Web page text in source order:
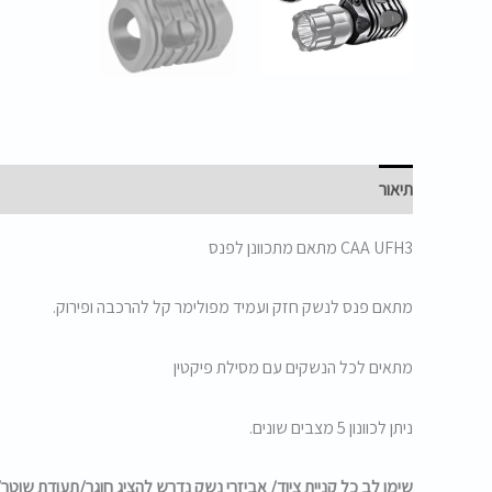
תיאור
CAA UFH3 מתאם מתכוונן לפנס
מתאם פנס לנשק חזק ועמיד מפולימר קל להרכבה ופירוק.
מתאים לכל הנשקים עם מסילת פיקטין
ניתן לכוונון 5 מצבים שונים.
שימו לב כל קניית ציוד/ אביזרי נשק נדרש להציג חוגר/תעודת